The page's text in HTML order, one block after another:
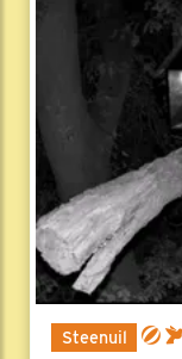
Steenuil